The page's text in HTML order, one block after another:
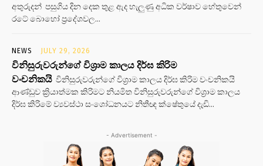
අතුරුදන් පසුගිය දින දෙක තුළ ඇද හැලුණු අධික වර්ෂාව හේතුවෙන්
රටේ බොහෝ ප්‍රදේශවල...
NEWS JULY 29, 2026
විනිසුරුවරුන්ගේ විශ්‍රාම කාලය දිර්ඝ කිරිම
වංචනිකයි විනිසුරුවරුන්ගේ විශ්‍රාම කාලය දිර්ඝ කිරිම වංචනිකයි
ආණ්ඩුව ක්‍රියාත්මක කිරිමට නියමිත විනිසුරුවරුන්ගේ විශ්‍රාම කාලය
දිර්ඝ කිරිමේ ව්‍යවස්ථා සංශෝධනයට නිතීඥ ක්ෂේතුයේ දැඩි...
- Advertisement -